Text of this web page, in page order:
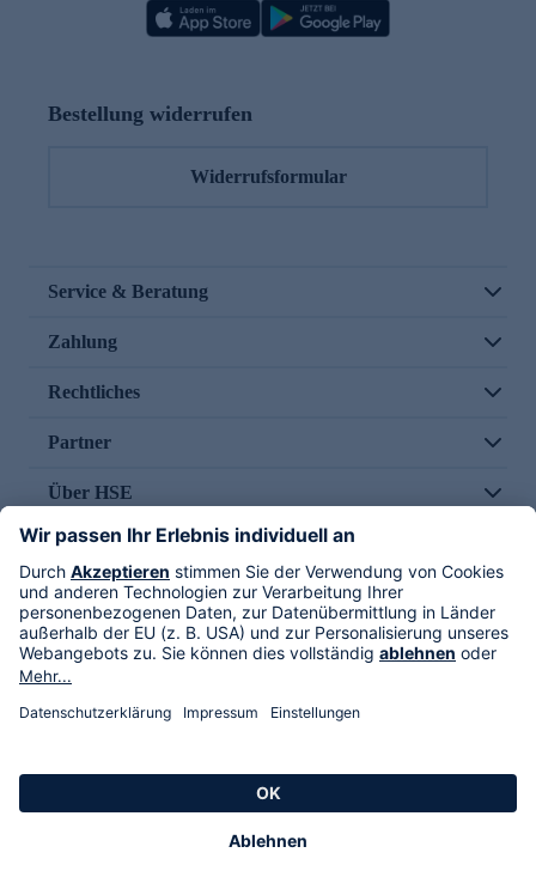
Bestellung widerrufen
Widerrufsformular
Service & Beratung
Zahlung
Rechtliches
Partner
Über HSE
Im TV
HSE International